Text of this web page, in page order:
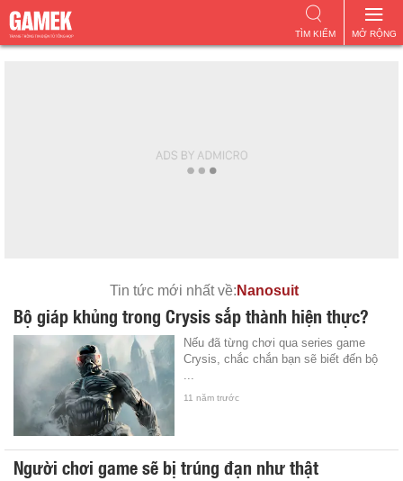
MỞ RỘNG
TÌM KIẾM
Tin tức mới nhất về: Nanosuit
Bộ giáp khủng trong Crysis sắp thành hiện thực?
Nếu đã từng chơi qua series game
Crysis, chắc chắn bạn sẽ biết đến bộ
...
11 năm trước
Người chơi game sẽ bị trúng đạn như thật